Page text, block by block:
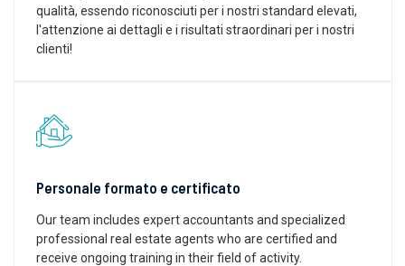
qualità, essendo riconosciuti per i nostri standard elevati,
l'attenzione ai dettagli e i risultati straordinari per i nostri
clienti!
Personale formato e certificato
Our team includes expert accountants and specialized
professional real estate agents who are certified and
receive ongoing training in their field of activity.